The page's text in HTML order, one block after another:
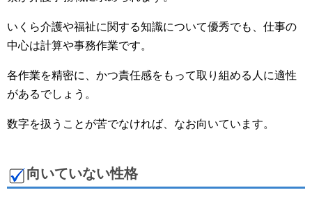
いくら介護や福祉に関する知識について優秀でも、仕事の
中心は計算や事務作業です。
各作業を精密に、かつ責任感をもって取り組める人に適性
があるでしょう。
数字を扱うことが苦でなければ、なお向いています。
向いていない性格